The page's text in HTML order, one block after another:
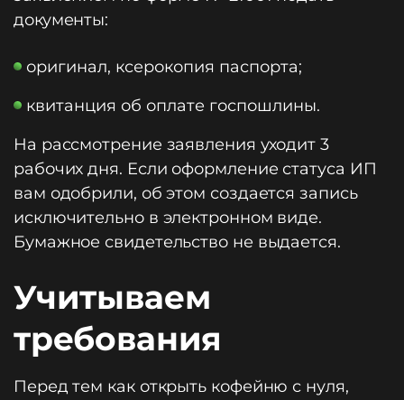
документы:
оригинал, ксерокопия паспорта;
квитанция об оплате госпошлины.
На рассмотрение заявления уходит 3
рабочих дня. Если оформление статуса ИП
вам одобрили, об этом создается запись
исключительно в электронном виде.
Бумажное свидетельство не выдается.
Учитываем
требования
Перед тем как открыть кофейню с нуля,